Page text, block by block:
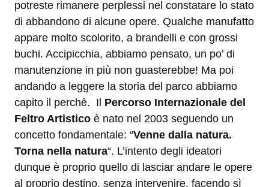
potreste rimanere perplessi nel constatare lo stato
di abbandono di alcune opere. Qualche manufatto
appare molto scolorito, a brandelli e con grossi
buchi. Accipicchia, abbiamo pensato, un po’ di
manutenzione in più non guasterebbe! Ma poi
andando a leggere la storia del parco abbiamo
capito il perchè. Il Percorso Internazionale del
Feltro Artistico è nato nel 2003 seguendo un
concetto fondamentale: “Venne dalla natura.
Torna nella natura“. L’intento degli ideatori
dunque è proprio quello di lasciar andare le opere
al proprio destino, senza intervenire, facendo sì